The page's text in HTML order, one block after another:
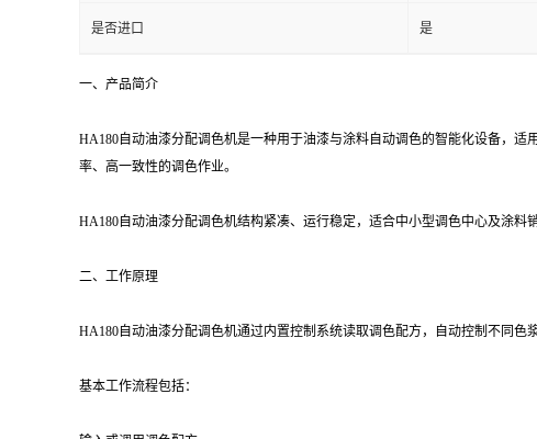
是否进口 是
一、产品简介
HA180自动油漆分配调色机是一种用于油漆与涂料自动调色的智能化设备，
率、高一致性的调色作业。
HA180自动油漆分配调色机结构紧凑、运行稳定，适合中小型调色中心及涂
二、工作原理
HA180自动油漆分配调色机通过内置控制系统读取调色配方，自动控制不同
基本工作流程包括：